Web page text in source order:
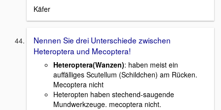
Käfer
Nennen Sie drei Unterschiede zwischen
Heteroptera und Mecoptera!
Heteroptera(Wanzen): haben meist ein
auffälliges Scutellum (Schildchen) am Rücken.
Mecoptera nicht
Heteropten haben stechend-saugende
Mundwerkzeuge. mecoptera nicht.